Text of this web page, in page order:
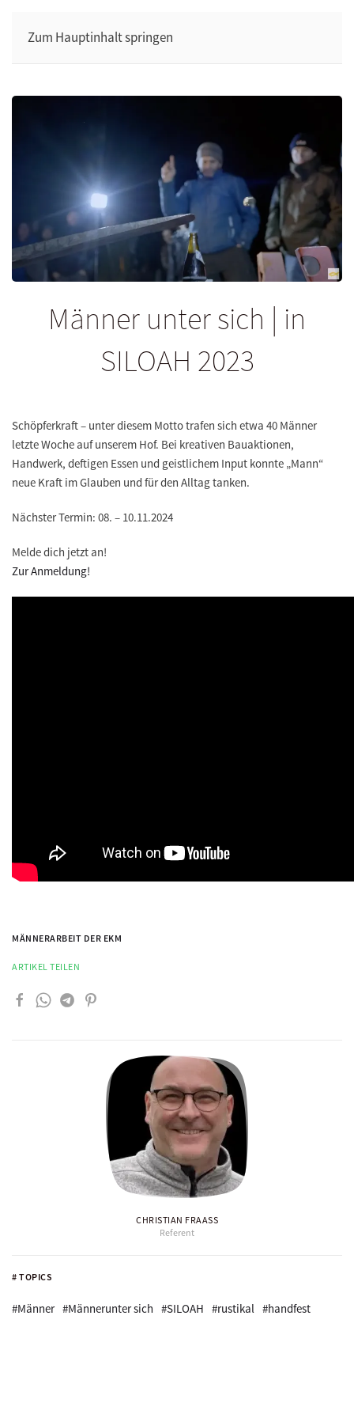
Zum Hauptinhalt springen
# TOPICS
#Männer #Männerunter sich #SILOAH #rustikal #handfest
Männer unter sich | in
SILOAH 2023
Schöpferkraft – unter diesem Motto trafen sich etwa 40 Männer
letzte Woche auf unserem Hof. Bei kreativen Bauaktionen,
Handwerk, deftigen Essen und geistlichem Input konnte „Mann“
neue Kraft im Glauben und für den Alltag tanken.
Nächster Termin: 08. – 10.11.2024
Melde dich jetzt an!
Zur Anmeldung!
MÄNNERARBEIT DER EKM
ARTIKEL TEILEN
CHRISTIAN FRAASS
Referent